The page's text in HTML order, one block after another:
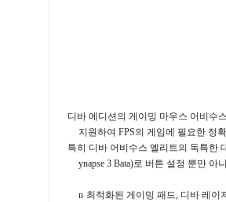
디바 에디션의 게이밍 마우스 어비수
지원하여 FPS의 게임에 필요한 정
특히 디바 어비수스 엘리트의 독특한
ynapse 3 Bata)로 버튼 설정 뿐만 아
n 최적화된 게이밍 패드, 디바 레이